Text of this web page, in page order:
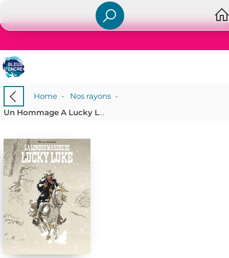
Home- Nos rayons-
Un Hommage A Lucky Luke : La Longue Marche De Lucky Luke